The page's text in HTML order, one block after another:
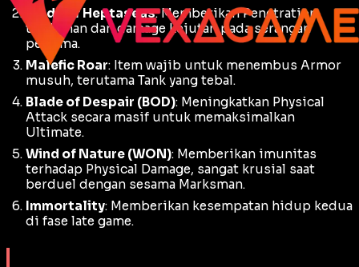
Blade of Heptaseas: MemberikanPenetration
tambahan dandamage kejutan pada serangan
pertama.
Malefic Roar: Item wajib untuk menembus Armor
musuh, terutama Tank yang tebal.
Blade of Despair (BOD): Meningkatkan Physical
Attack secara masif untuk memaksimalkan
Ultimate.
Wind of Nature (WON): Memberikan imunitas
terhadap Physical Damage, sangat krusial saat
berduel dengan sesama Marksman.
Immortality: Memberikan kesempatan hidup kedua
di fase late game.